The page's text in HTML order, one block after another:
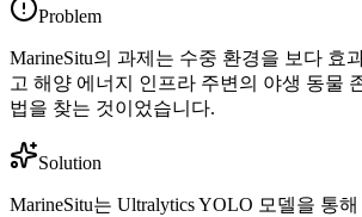
Problem
MarineSitu의 과제는 수중 환경을 보다 효
고 해양 에너지 인프라 주변의 야생 동물
법을 찾는 것이었습니다.
Solution
MarineSitu는 Ultralytics YOLO 모델을 통